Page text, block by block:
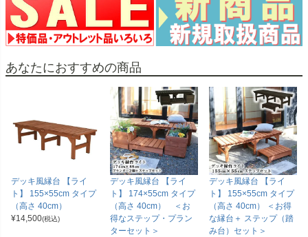
あなたにおすすめの商品
デッキ風縁台 【ライ
ト】 155×55cm タイプ
（高さ 40cm）
¥14,500(税込)
デッキ風縁台 【ライ
ト】 174×55cm タイプ
（高さ 40cm） ＜お
得なステップ・プラン
ターセット＞
デッキ風縁台 【ライ
ト】 155×55cm タイプ
（高さ 40cm） ＜お得
な縁台＋ ステップ（踏
み台）セット＞